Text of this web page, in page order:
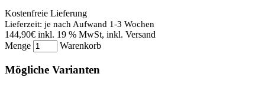
Kostenfreie Lieferung
Lieferzeit: je nach Aufwand 1-3 Wochen
144,90€ inkl. 19 % MwSt, inkl. Versand
Menge
Warenkorb
Mögliche Varianten